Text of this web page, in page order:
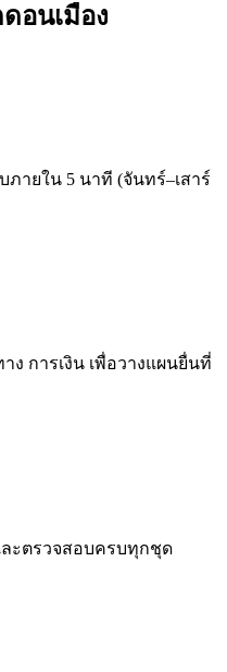
ดอนเมือง
ายใน 5 นาที (จันทร์–เสาร์
ง การเงิน เพื่อวางแผนยื่นที่
ละตรวจสอบครบทุกชุด